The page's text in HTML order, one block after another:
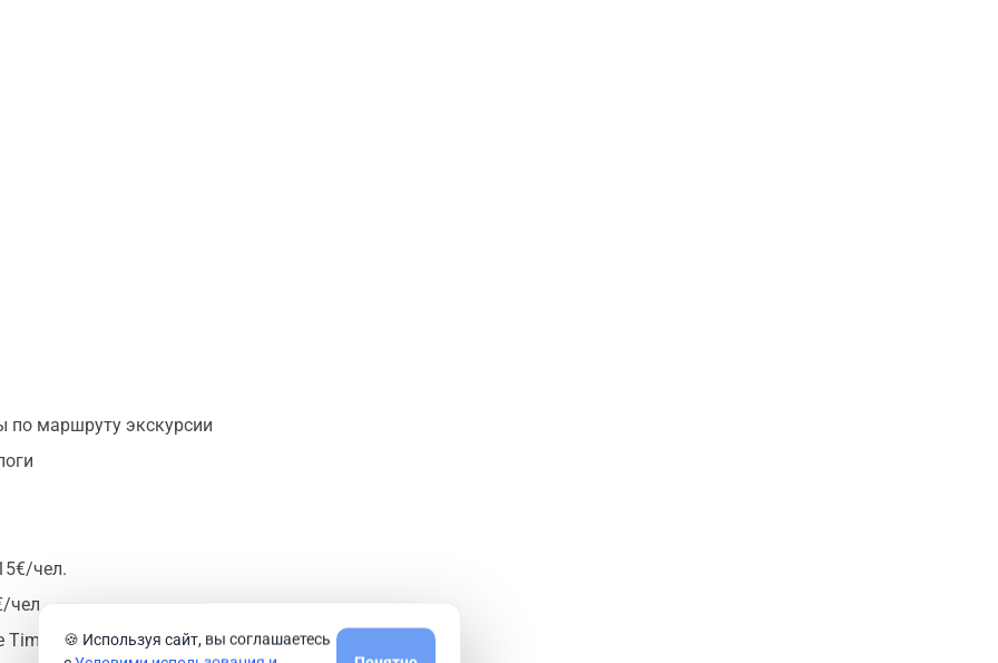
по маршруту экскурсии
чел.
чел.
Timanfaya - 20€/чел.
🍪 Используя сайт, вы соглашаетесь